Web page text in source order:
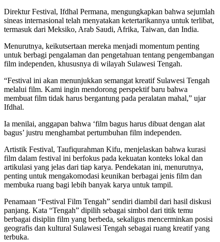
Direktur Festival, Ifdhal Permana, mengungkapkan bahwa sejumlah
sineas internasional telah menyatakan ketertarikannya untuk terlibat,
termasuk dari Meksiko, Arab Saudi, Afrika, Taiwan, dan India.
Menurutnya, keikutsertaan mereka menjadi momentum penting
untuk berbagi pengalaman dan pengetahuan tentang pengembangan
film independen, khususnya di wilayah Sulawesi Tengah.
“Festival ini akan menunjukkan semangat kreatif Sulawesi Tengah
melalui film. Kami ingin mendorong perspektif baru bahwa
membuat film tidak harus bergantung pada peralatan mahal,” ujar
Ifdhal.
Ia menilai, anggapan bahwa ‘film bagus harus dibuat dengan alat
bagus’ justru menghambat pertumbuhan film independen.
Artistik Festival, Taufiqurahman Kifu, menjelaskan bahwa kurasi
film dalam festival ini berfokus pada kekuatan konteks lokal dan
artikulasi yang jelas dari tiap karya. Pendekatan ini, menurutnya,
penting untuk mengakomodasi keunikan berbagai jenis film dan
membuka ruang bagi lebih banyak karya untuk tampil.
Penamaan “Festival Film Tengah” sendiri diambil dari hasil diskusi
panjang. Kata “Tengah” dipilih sebagai simbol dari titik temu
berbagai disiplin film yang berbeda, sekaligus mencerminkan posisi
geografis dan kultural Sulawesi Tengah sebagai ruang kreatif yang
terbuka.